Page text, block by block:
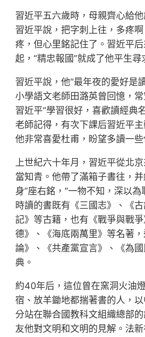
習近平五六歲時，母親齊心給他
習近平說，把字刺上往，多疼
疼，但心里銘記住了。習近平
起，“精忠報國”就成了他平生尋
習近平說，他“最年夜的愛好是
小學語文老師田潞英曾回憶，
習近平“學習很好，喜歡讀經典
老師記得，有次下課后習近平
他非常喜愛杜甫，盼望多讀一些
上世紀六十年月，習近平從北
當知青。他帶了滿箱子書往，
身”座右銘，“一物不知，深以為
時讀的書既有《三國志》、《
記》等古籍，也有《戰爭與戰
德》、《海底兩萬里》等名著
論》、《共產黨宣言》、《為
典。
約40年后，這位曾在窯洞火油
宿、放羊鋤地都揣著書的人，
分站在聯合國教科文組織總部
友他對文明和文明的見解。法